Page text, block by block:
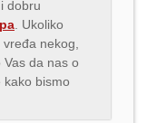
dobru
. Ukoliko
nekog,
da nas o
kako bismo